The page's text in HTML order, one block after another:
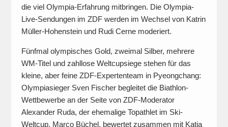
die viel Olympia-Erfahrung mitbringen. Die Olympia-
Live-Sendungen im ZDF werden im Wechsel von Katrin
Müller-Hohenstein und Rudi Cerne moderiert.
Fünfmal olympisches Gold, zweimal Silber, mehrere
WM-Titel und zahllose Weltcupsiege stehen für das
kleine, aber feine ZDF-Expertenteam in Pyeongchang:
Olympiasieger Sven Fischer begleitet die Biathlon-
Wettbewerbe an der Seite von ZDF-Moderator
Alexander Ruda, der ehemalige Topathlet im Ski-
Weltcup, Marco Büchel, bewertet zusammen mit Katja